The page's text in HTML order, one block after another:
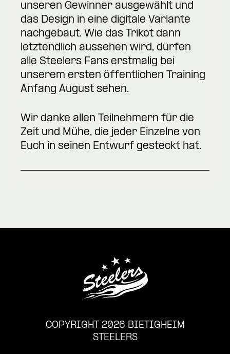
unseren Gewinner ausgewählt und
das Design in eine digitale Variante
nachgebaut. Wie das Trikot dann
letztendlich aussehen wird, dürfen
alle Steelers Fans erstmalig bei
unserem ersten öffentlichen Training
Anfang August sehen.
Wir danke allen Teilnehmern für die
Zeit und Mühe, die jeder Einzelne von
Euch in seinen Entwurf gesteckt hat.
COPYRIGHT 2026 BIETIGHEIM
STEELERS